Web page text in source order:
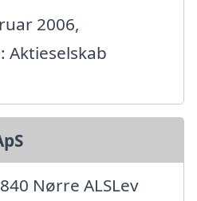
2006,
Aktieselskab
Nørre ALSLev